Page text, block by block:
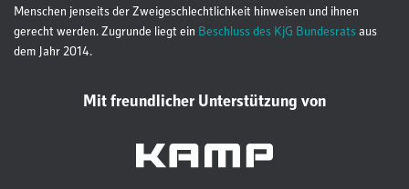
Menschen jenseits der Zweigeschlechtlichkeit hinweisen und ihnen
gerecht werden. Zugrunde liegt ein Beschluss des KjG Bundesrats aus
dem Jahr 2014.
Mit freundlicher Unterstützung von